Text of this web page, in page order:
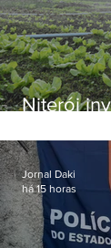
Niterói
familiar
Jornal Daki
há 15 horas